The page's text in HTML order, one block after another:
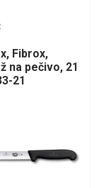
Fibrox,
na pečivo, 21
21